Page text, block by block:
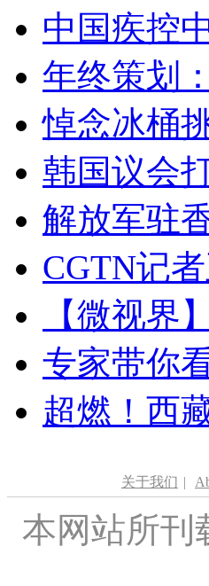
中国疾控
年终策划
悼念冰桶
韩国议会
解放军驻
CGTN记
【微视界
专家带你
超燃！西
关于我们 |
本网站所刊